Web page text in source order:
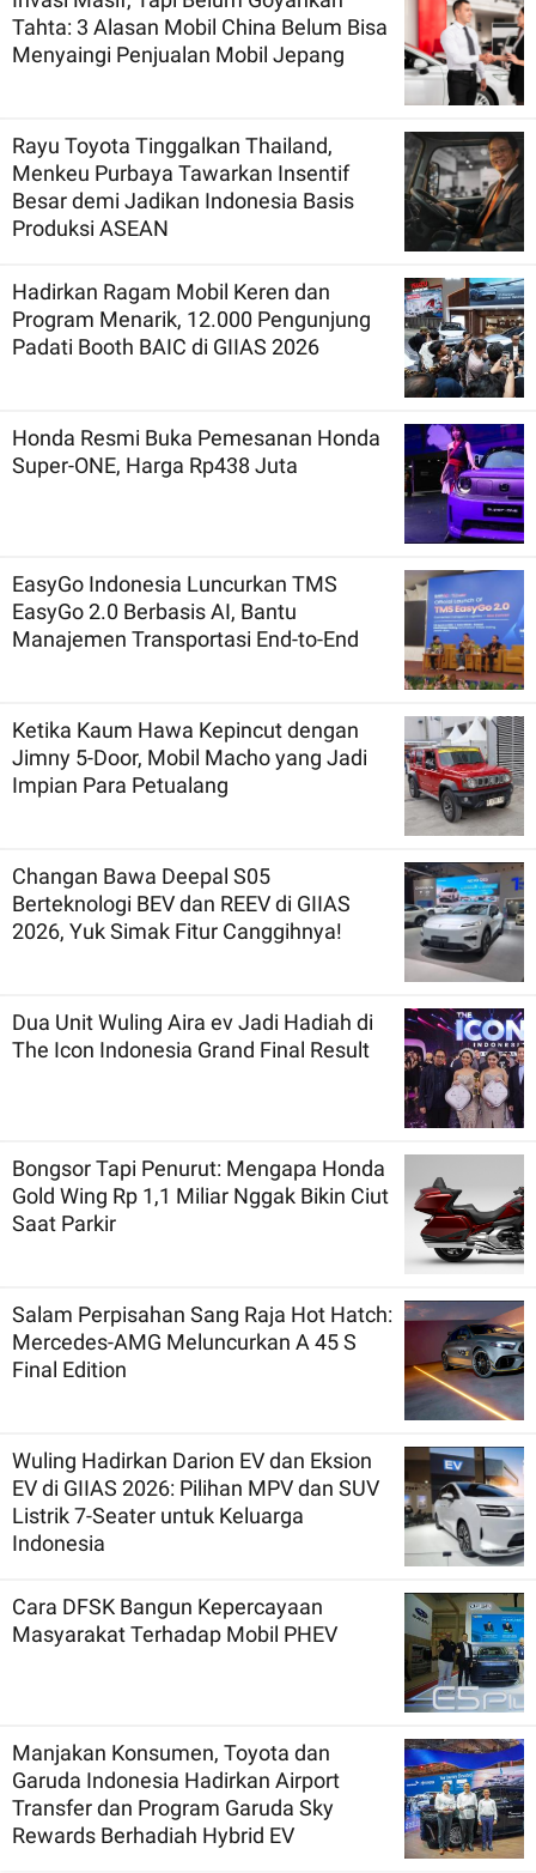
Tahta: 3 Alasan Mobil China Belum Bisa
Menyaingi Penjualan Mobil Jepang
Rayu Toyota Tinggalkan Thailand,
Menkeu Purbaya Tawarkan Insentif
Besar demi Jadikan Indonesia Basis
Produksi ASEAN
Hadirkan Ragam Mobil Keren dan
Program Menarik, 12.000 Pengunjung
Padati Booth BAIC di GIIAS 2026
Honda Resmi Buka Pemesanan Honda
Super-ONE, Harga Rp438 Juta
EasyGo Indonesia Luncurkan TMS
EasyGo 2.0 Berbasis AI, Bantu
Manajemen Transportasi End-to-End
Ketika Kaum Hawa Kepincut dengan
Jimny 5-Door, Mobil Macho yang Jadi
Impian Para Petualang
Changan Bawa Deepal S05
Berteknologi BEV dan REEV di GIIAS
2026, Yuk Simak Fitur Canggihnya!
Dua Unit Wuling Aira ev Jadi Hadiah di
The Icon Indonesia Grand Final Result
Bongsor Tapi Penurut: Mengapa Honda
Gold Wing Rp 1,1 Miliar Nggak Bikin Ciut
Saat Parkir
Salam Perpisahan Sang Raja Hot Hatch:
Mercedes-AMG Meluncurkan A 45 S
Final Edition
Wuling Hadirkan Darion EV dan Eksion
EV di GIIAS 2026: Pilihan MPV dan SUV
Listrik 7-Seater untuk Keluarga
Indonesia
Cara DFSK Bangun Kepercayaan
Masyarakat Terhadap Mobil PHEV
Manjakan Konsumen, Toyota dan
Garuda Indonesia Hadirkan Airport
Transfer dan Program Garuda Sky
Rewards Berhadiah Hybrid EV